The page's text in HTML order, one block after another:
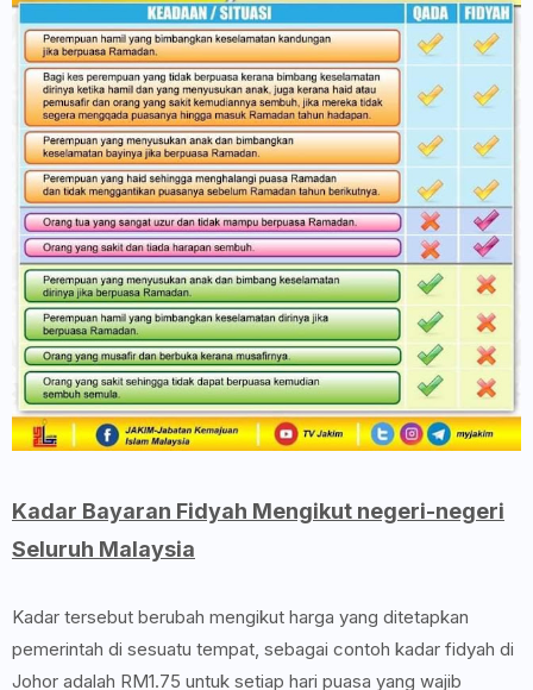
Kadar Bayaran Fidyah Mengikut negeri-negeri
Seluruh Malaysia
Kadar tersebut berubah mengikut harga yang ditetapkan
pemerintah di sesuatu tempat, sebagai contoh kadar fidyah di
Johor adalah RM1.75 untuk setiap hari puasa yang wajib